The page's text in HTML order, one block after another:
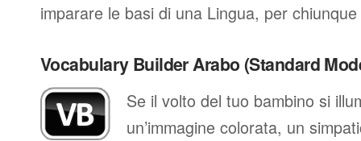
imparare le basi di una Lingua, per
Vocabulary Builder Arabo (Standard
Se il volto del tuo bambino si
un’immagine colorata, un